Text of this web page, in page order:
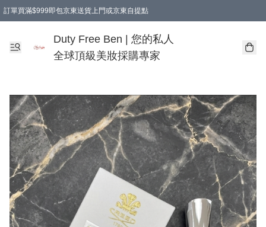
訂單買滿$999即包京東送貨上門或京東自提點
Duty Free Ben | 您的私人
全球頂級美妝採購專家